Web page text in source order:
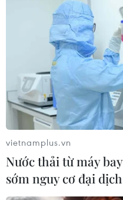
Hà Nội triển khai
sức khỏe cho nhân
27/02/2017 08:12
Từ ngày 1-10/3, Hà Nội
lý hồ sơ sức khỏe cho
5 quận, huyện: Long
Lâm và Sóc Sơn.
vietnamplus.vn
Nước thải từ máy
sớm nguy cơ đại dịch